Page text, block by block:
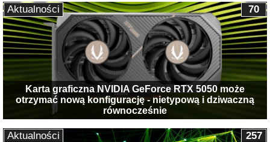
Karta graficzna NVIDIA GeForce RTX 5050 może
otrzymać nową konfigurację - nietypową i dziwaczną
równocześnie
70
Aktualności
257
Aktualności